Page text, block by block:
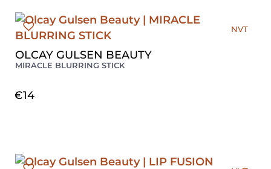
OLCAY GULSEN BEAUTY
MIRACLE BLURRING STICK
€14
NVT